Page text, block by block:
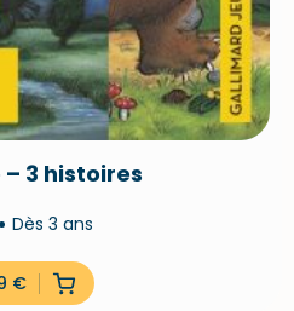
3 histoires
Dès 3 ans
€